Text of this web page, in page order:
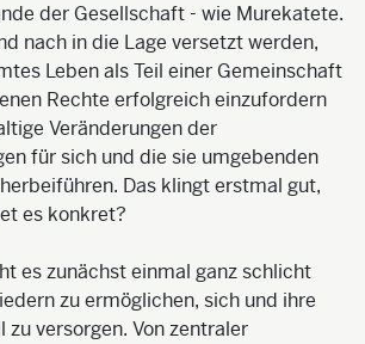
der Gesellschaft - wie Murekatete.
nach in die Lage versetzt werden,
Leben als Teil einer Gemeinschaft
Rechte erfolgreich einzufordern
Veränderungen der
für sich und die sie umgebenden
Das klingt erstmal gut,
es konkret?
es zunächst einmal ganz schlicht
zu ermöglichen, sich und ihre
zu versorgen. Von zentraler